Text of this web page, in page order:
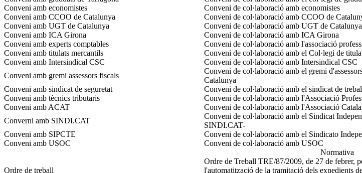
Conveni amb economistes
Conveni de col·laboració amb economistes
Conveni amb CCOO de Catalunya
Conveni de col·laboració amb CCOO de
Conveni amb UGT de Catalunya
Conveni de col·laboració amb UGT de Catalunya
Conveni amb ICA Girona
Conveni de col·laboració amb ICA Girona
Conveni amb experts comptables
Conveni de col·laboració amb l'associació
Conveni amb titulats mercantils
Conveni de col·laboració amb el Col·legi de
Conveni amb Intersindical CSC
Conveni de col·laboració amb Intersindical CSC
Conveni amb gremi assessors fiscals
Conveni de col·laboració amb el gremi
Catalunya
Conveni amb sindicat de seguretat
Conveni de col·laboració amb el sindicat de
Conveni amb tècnics tributaris
Conveni de col·laboració amb l'Associació
Conveni amb ACAT
Conveni de col·laboració amb l'Associació
Converni amb SINDI.CAT
Conveni de col·laboració amb el Sindicat
SINDI.CAT-
Conveni amb SIPCTE
Conveni de col·laboració amb el Sindicato
Conveni amb USOC
Conveni de col·laboració amb USOC
Normativa
Ordre de treball
Ordre de Treball TRE/87/2009, de 27 de febrer,
l'automatització de la tramitació dels expedients